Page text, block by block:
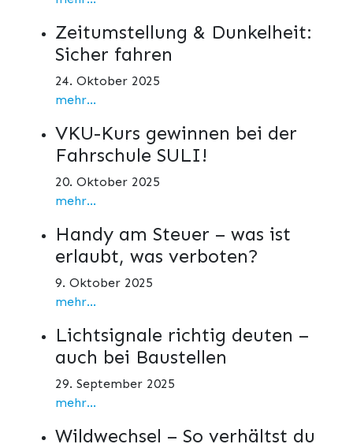
Zeitumstellung & Dunkelheit:
Sicher fahren
24. Oktober 2025
mehr...
VKU-Kurs gewinnen bei der
Fahrschule SULI!
20. Oktober 2025
mehr...
Handy am Steuer – was ist
erlaubt, was verboten?
9. Oktober 2025
mehr...
Lichtsignale richtig deuten –
auch bei Baustellen
29. September 2025
mehr...
Wildwechsel – So verhältst du